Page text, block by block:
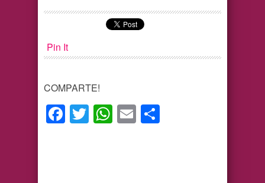
Pin It
COMPARTE!
Facebook
TwitterWhatsApp
Email